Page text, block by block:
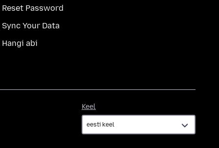
Reset Password
Sync Your Data
Hangi abi
Keel